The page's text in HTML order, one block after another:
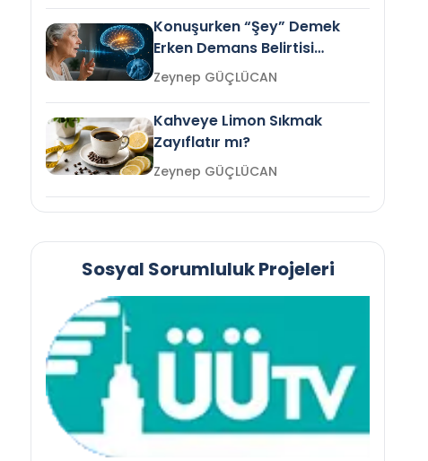
Konuşurken “Şey” Demek
Erken Demans Belirtisi
Olabilir mi?Zeynep GÜÇLÜCAN
Kahveye Limon Sıkmak
Zayıflatır mı?
Zeynep GÜÇLÜCAN
Sosyal Sorumluluk Projeleri